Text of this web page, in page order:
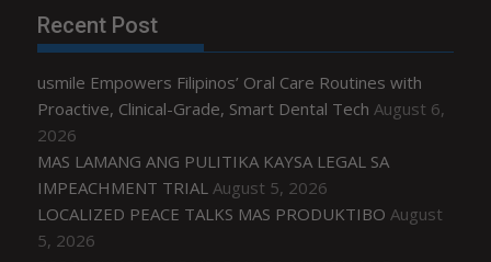
Recent Post
usmile Empowers Filipinos’ Oral Care Routines with
Proactive, Clinical-Grade, Smart Dental Tech August 6,
2026
MAS LAMANG ANG PULITIKA KAYSA LEGAL SA
IMPEACHMENT TRIAL August 5, 2026
LOCALIZED PEACE TALKS MAS PRODUKTIBO August
5, 2026